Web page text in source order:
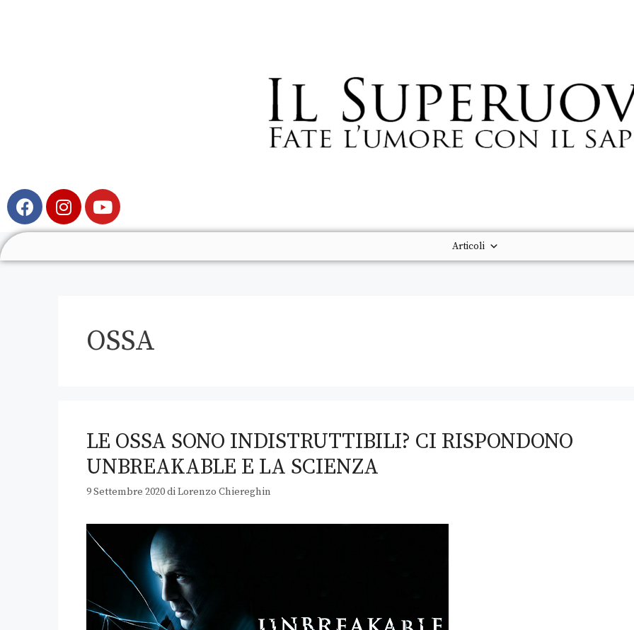
Articoli
OSSA
LE OSSA SONO INDISTRUTTIBILI? CI RISPONDONO
UNBREAKABLE E LA SCIENZA
9 Settembre 2020diLorenzo Chiereghin